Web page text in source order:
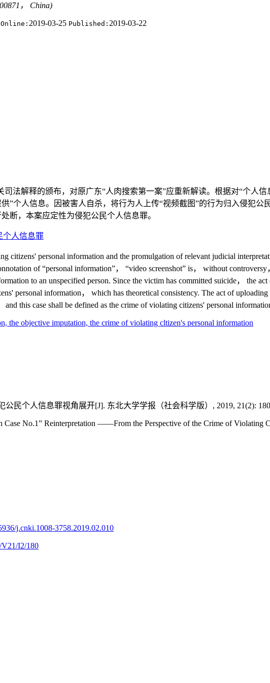
， China)
Online: 2019-03-25 Published: 2019-03-22
法解释的颁布，对原广东“人肉搜索第一案”应重新解读。根据对“个人
”个人信息。因被害人自杀，将行为人上传“视频截图”的行为归入侵犯
断，本案应定性为侵犯公民个人信息罪。
个人信息罪
citizens' personal information and the promulgation of relevant judicial
of “personal information”， “video screenshot” is， without
to an unspecified person. Since the victim has committed suicide， the
personal information， which has theoretical consistency. The act of
this case shall be defined as the crime of violating citizens' personal
the objective imputation, the crime of violating cltizen's personal information
民个人信息罪视角展开[J]. 东北大学学报（社会科学版）, 2019, 21(2):
No.1” Reinterpretation ——From the Perspective of the Crime of Violating
j.cnki.1008-3758.2019.02.010
V21/I2/180